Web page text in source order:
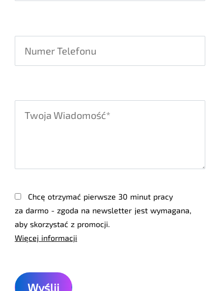
Chcę otrzymać pierwsze 30 minut pracy
za darmo - zgoda na newsletter jest wymagana,
aby skorzystać z promocji.
Więcej informacji